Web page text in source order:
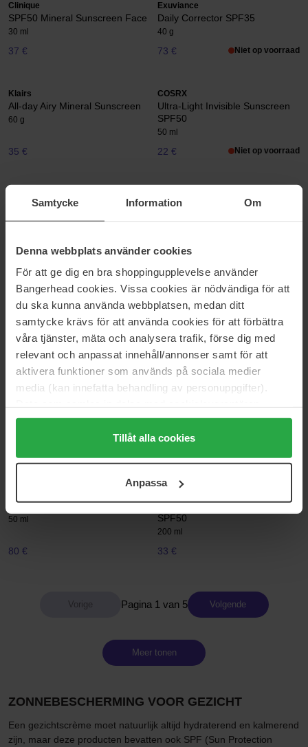
Samtycke Information Om
Denna webbplats använder cookies
För att ge dig en bra shoppingupplevelse använder
Bangerhead cookies. Vissa cookies är nödvändiga för att
du ska kunna använda webbplatsen, medan ditt
samtycke krävs för att använda cookies för att förbättra
våra tjänster, mäta och analysera trafik, förse dig med
relevant och anpassat innehåll/annonser samt för att
aktivera funktioner som används på sociala medier
media (kan innefatta behandling av personuppgifter).
Genom att trycka på "Tillåt alla cookies" accepterar du
alla cookies, medan du under "Detaljer" kan anpassa
användningen av cookies. Du kan när som helst återkalla
samt vår Integritetspolicy.
Tillåt alla cookies
Anpassa
Clinique
SPF50 Mineral Sunscreen Face
30 ml
37 €
Exuviance
Daily Corrector SPF35
40 g
73 € Niet op voorraad
Klairs
All-day Airy Mineral Sunscreen
60 g
35 €
COSRX
Ultra-Light Invisible Sunscreen
SPF50
50 ml
22 € Niet op voorraad
Nordic-C
50 ml
27 €
Aloe Soothing Sun Cream
18 €
EVY Technology
Sunscreen Mousse Face & Body
SPF30
100 ml
17 €
Beauty of Joseon
Hydra Shield Body Sun Lotion
SPF50+
23 € Niet op voorraad
Dr. Ceuracle
18 g
EVY Technology
SPF30
150 ml
Environmental Shield
50 ml
80 €
Waterlover Sun Milky Spray
SPF50
200 ml
33 €
Pagina 1 van 5 Volgende
Meer tonen
ZONNEBESCHERMING VOOR GEZICHT
Een gezichtscrème moet natuurlijk altijd hydraterend en kalmerend
zijn, maar deze producten bevatten ook SPF (Sun Protection